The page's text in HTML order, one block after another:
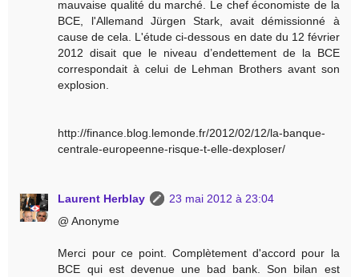
mauvaise qualité du marché. Le chef économiste de la
BCE, l'Allemand Jürgen Stark, avait démissionné à
cause de cela. L'étude ci-dessous en date du 12 février
2012 disait que le niveau d’endettement de la BCE
correspondait à celui de Lehman Brothers avant son
explosion.
http://finance.blog.lemonde.fr/2012/02/12/la-banque-
centrale-europeenne-risque-t-elle-dexploser/
Laurent Herblay
23 mai 2012 à 23:04
@ Anonyme
Merci pour ce point. Complètement d'accord pour la
BCE qui est devenue une bad bank. Son bilan est